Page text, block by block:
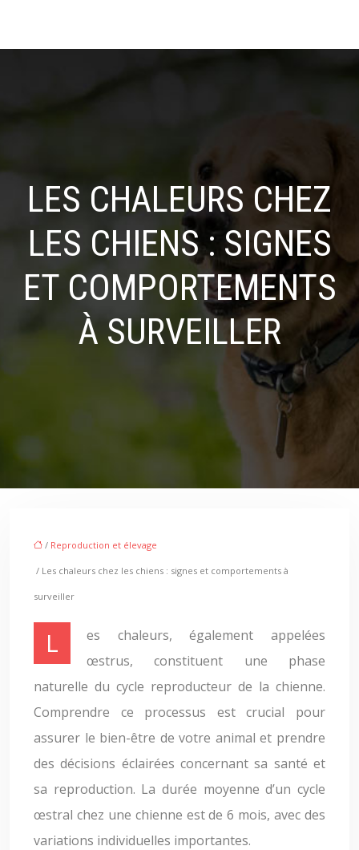
LES CHALEURS CHEZ
LES CHIENS : SIGNES
ET COMPORTEMENTS
À SURVEILLER
/ Reproduction et élevage
/ Les chaleurs chez les chiens : signes et comportements à
surveiller
Les chaleurs, également appelées
œstrus, constituent une phase
naturelle du cycle reproducteur de la chienne.
Comprendre ce processus est crucial pour
assurer le bien-être de votre animal et prendre
des décisions éclairées concernant sa santé et
sa reproduction. La durée moyenne d’un cycle
œstral chez une chienne est de 6 mois, avec des
variations individuelles importantes.